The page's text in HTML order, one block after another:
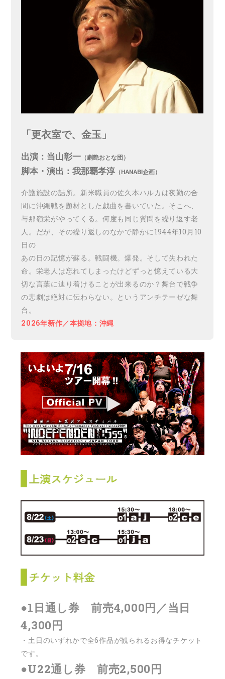
「更衣室で、金玉」
出演：当山彰一 （劇艶おとな団）
脚本・演出：我那覇孝淳 （HANABI企画）
介護施設の詰所。新米職員の佐久本ハルカは夜勤の合
間に沖縄戦を題材とした戯曲を書いていた。そこへ、
与那嶺栄がやってくる。何度も同じ質問を繰り返す老
人。だが、その繰り返しのなかで静かに1944年10月10
日の
あの日の記憶が蘇る。戦闘機。爆発。そして失われた
命。栄老人は忘れてしまったけどずっと憶えている大
切な言葉に辿り着けることが出来るのか？舞台で戦争
の悲劇は絶対に伝わらない。というアンチテーゼな舞
台。
2026年新作／本拠地：沖縄
●1日通し券 前売4,000円／当日
4,300円
・土日のいずれかで全6作品が観られるお得なチケット
です。
●U22通し券 前売2,500円